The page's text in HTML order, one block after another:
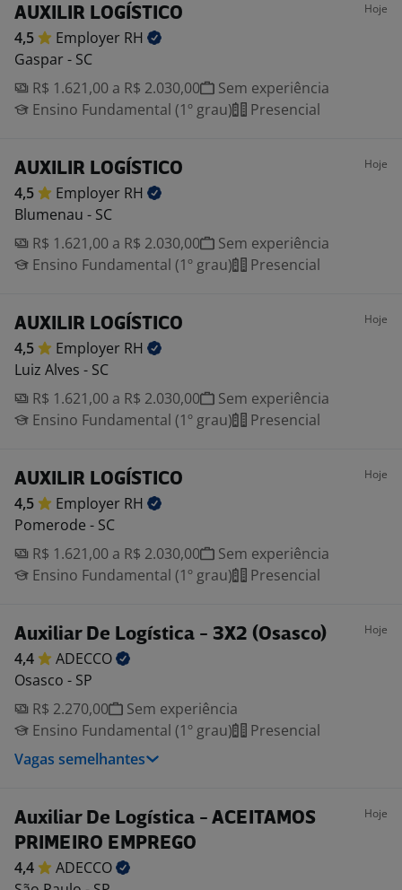
AUXILIR LOGÍSTICO Hoje
4,5 Employer RH
Gaspar - SC
R$ 1.621,00 a R$ 2.030,00
Sem experiência
Ensino Fundamental (1º grau)
Presencial
AUXILIR LOGÍSTICO Hoje
4,5 Employer RH
Blumenau - SC
R$ 1.621,00 a R$ 2.030,00
Sem experiência
Ensino Fundamental (1º grau)
Presencial
AUXILIR LOGÍSTICO Hoje
4,5 Employer RH
Luiz Alves - SC
R$ 1.621,00 a R$ 2.030,00
Sem experiência
Ensino Fundamental (1º grau)
Presencial
AUXILIR LOGÍSTICO Hoje
4,5 Employer RH
Pomerode - SC
R$ 1.621,00 a R$ 2.030,00
Sem experiência
Ensino Fundamental (1º grau)
Presencial
Auxiliar De Logística - 3X2 (Osasco) Hoje
4,4
ADECCO
Osasco - SP
R$ 2.270,00
Sem experiência
Ensino Fundamental (1º grau)
Presencial
Vagas semelhantes
Auxiliar De Logística - ACEITAMOS
PRIMEIRO EMPREGO
Hoje
4,4
ADECCO